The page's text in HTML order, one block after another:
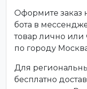
Оформите заказ
бота в
товар лично или
по городу
Для
бесплатно